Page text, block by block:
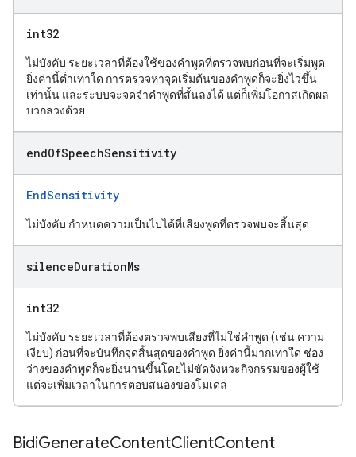
int32
ไม่บังคับ ระยะเวลาที่ต้องใช้ของคำพูดที่ตรวจพบก่อนที่จะเริ่มพูด
ยิ่งค่านี้ต่ำเท่าใด การตรวจหาจุดเริ่มต้นของคำพูดก็จะยิ่งไวขึ้น
เท่านั้น และระบบจะจดจำคำพูดที่สั้นลงได้ แต่ก็เพิ่มโอกาสเกิดผล
บวกลวงด้วย
endOfSpeechSensitivity
EndSensitivity
ไม่บังคับ กำหนดความเป็นไปได้ที่เสียงพูดที่ตรวจพบจะสิ้นสุด
silenceDurationMs
int32
ไม่บังคับ ระยะเวลาที่ต้องตรวจพบเสียงที่ไม่ใช่คำพูด (เช่น ความ
เงียบ) ก่อนที่จะบันทึกจุดสิ้นสุดของคำพูด ยิ่งค่านี้มากเท่าใด ช่อง
ว่างของคำพูดก็จะยิ่งนานขึ้นโดยไม่ขัดจังหวะกิจกรรมของผู้ใช้
แต่จะเพิ่มเวลาในการตอบสนองของโมเดล
BidiGenerateContentClientContent